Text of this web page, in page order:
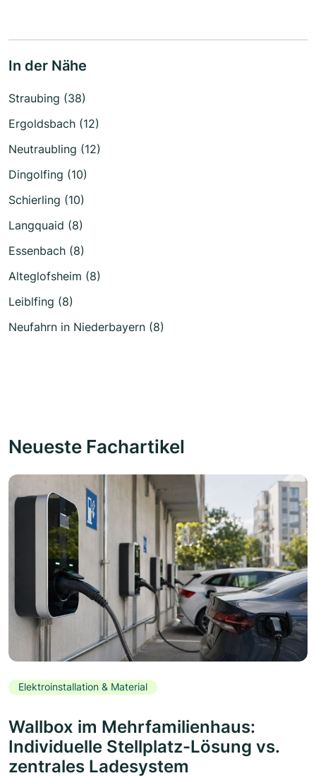
In der Nähe
Straubing (38)
Ergoldsbach (12)
Neutraubling (12)
Dingolfing (10)
Schierling (10)
Langquaid (8)
Essenbach (8)
Alteglofsheim (8)
Leiblfing (8)
Neufahrn in Niederbayern (8)
Neueste Fachartikel
Elektroinstallation & Material
Wallbox im Mehrfamilienhaus:
Individuelle Stellplatz-Lösung vs.
zentrales Ladesystem